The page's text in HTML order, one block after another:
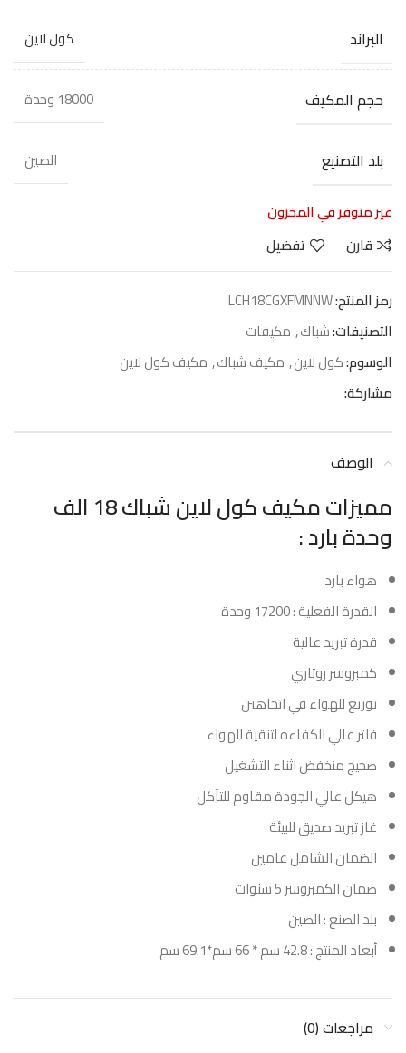
البراند كول لاين
حجم المكيف 18000 وحدة
بلد التصنيع
الصين
غير متوفر في المخزون
قارن
تفضيل
رمز المنتج:LCH18CGXFMNNW
التصنيفات:شباك, مكيفات
الوسوم:كول لاين, مكيف شباك, مكيف كول لاين
مشاركة:
الوصف
مميزات مكيف كول لاين شباك 18 الف
وحدة بارد :
هواء بارد
القدرة الفعلية : 17200 وحدة
قدرة تبريد عالية
كمبروسر روتاري
توزيع للهواء في اتجاهين
فلتر عالي الكفاءه لتنقية الهواء
ضجيج منخفض اثناء التشغيل
هيكل عالي الجودة مقاوم للتآكل
غاز تبريد صديق للبيئة
الضمان الشامل عامين
ضمان الكمبروسر 5 سنوات
بلد الصنع : الصين
أبعاد المنتج : 42.8 سم * 66 سم*69.1 سم
مراجعات (0)